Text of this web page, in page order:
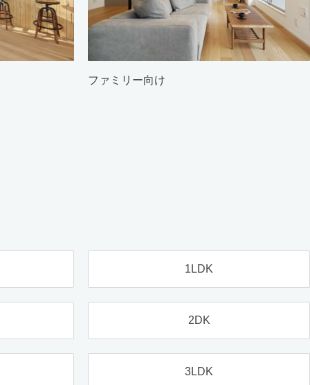
ファミリー向け
1LDK
2DK
3LDK